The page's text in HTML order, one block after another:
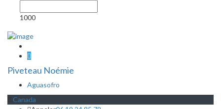
1000
Piveteau Noémie
Aguasofro
Canada